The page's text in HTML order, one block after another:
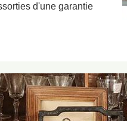
d'une garantie